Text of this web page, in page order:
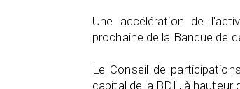
Une accélération de
prochaine de la Banque de
Le Conseil de
capital de la BDL, à hauteur